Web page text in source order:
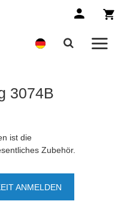
3074B
ist die
Zubehör.
ANMELDEN